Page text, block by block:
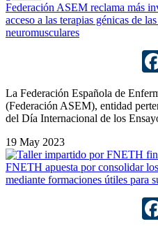
Federación ASEM reclama más
acceso a las terapias génicas de
neuromusculares
La Federación Española de
(Federación ASEM), entidad
del Día Internacional de los
19 May 2023
FNETH apuesta por consolidar
mediante formaciones útiles para